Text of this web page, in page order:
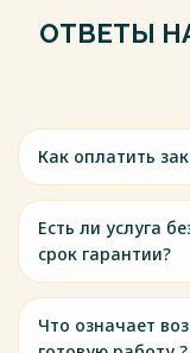
ОТВЕТЫ
Как оплатить
Есть ли услуга
срок гарантии?
Что означает